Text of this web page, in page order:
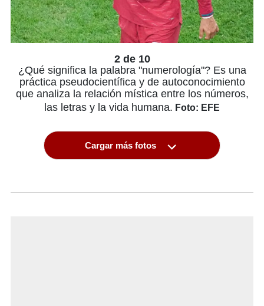
2 de 10
¿Qué significa la palabra "numerología"? Es una
práctica pseudocientífica y de autoconocimiento
que analiza la relación mística entre los números,
las letras y la vida humana. Foto: EFE
Cargar más fotos